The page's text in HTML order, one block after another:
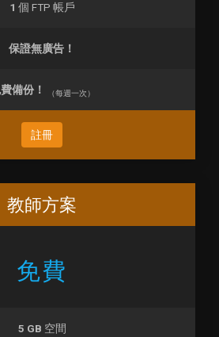
1 個 FTP 帳戶
保證無廣告！
備份！ （每週一次）
註冊
教師方案
免費
5 GB 空間